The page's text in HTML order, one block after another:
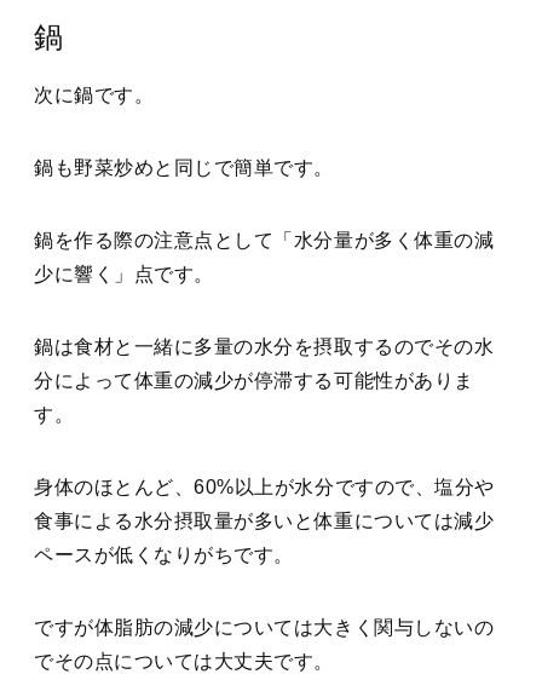
鍋
次に鍋です。
鍋も野菜炒めと同じで簡単です。
鍋を作る際の注意点として「水分量が多く体重の減
少に響く」点です。
鍋は食材と一緒に多量の水分を摂取するのでその水
分によって体重の減少が停滞する可能性がありま
す。
身体のほとんど、60%以上が水分ですので、塩分や
食事による水分摂取量が多いと体重については減少
ペースが低くなりがちです。
ですが体脂肪の減少については大きく関与しないの
でその点については大丈夫です。